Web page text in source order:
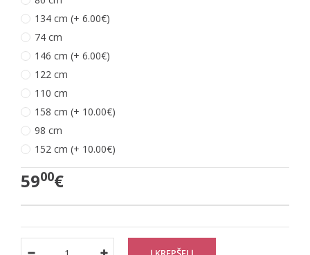
134 cm (+ 6.00€)
74 cm
146 cm (+ 6.00€)
122 cm
110 cm
158 cm (+ 10.00€)
98 cm
152 cm (+ 10.00€)
5900€